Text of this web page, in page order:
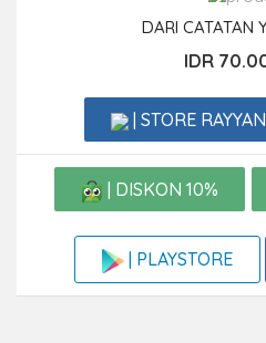
DARI CATATAN
IDR
| STORE
| DISKON 10%
| PLAYSTORE